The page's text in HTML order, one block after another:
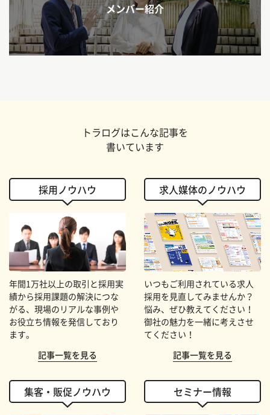
メンバー紹介
トラログはこんな記事を
書いています
採用ノウハウ
年間1万社以上の取引と採用実
績から採用課題の解決につな
がる、現場のリアルな事例や
お役立ち情報を発信しており
ます。
記事一覧を見る
求人媒体のノウハウ
いつもご利用されている求人
採用を見直してみませんか？
悩み、ぜひ教えてください！
御社の魅力を一緒に考えさせ
てください！
記事一覧を見る
集客・販促ノウハウ セミナー情報